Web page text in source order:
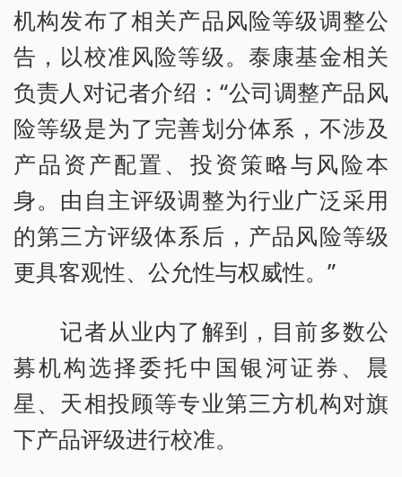
机构发布了相关产品风险等级调整公
告，以校准风险等级。泰康基金相关
负责人对记者介绍：“公司调整产品风
险等级是为了完善划分体系，不涉及
产品资产配置、投资策略与风险本
身。由自主评级调整为行业广泛采用
的第三方评级体系后，产品风险等级
更具客观性、公允性与权威性。”
记者从业内了解到，目前多数公
募机构选择委托中国银河证券、晨
星、天相投顾等专业第三方机构对旗
下产品评级进行校准。